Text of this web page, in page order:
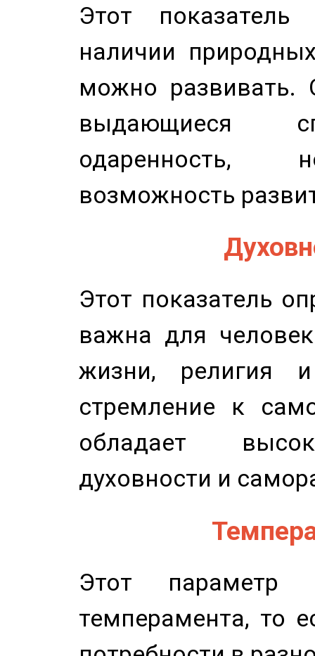
Этот показатель
наличии
можно развивать.
выдающиеся
одаренность,
возможность
Этот показатель
важна для
жизни, религия
стремление к
обладает
духовности и
Этот параметр
темперамента, то